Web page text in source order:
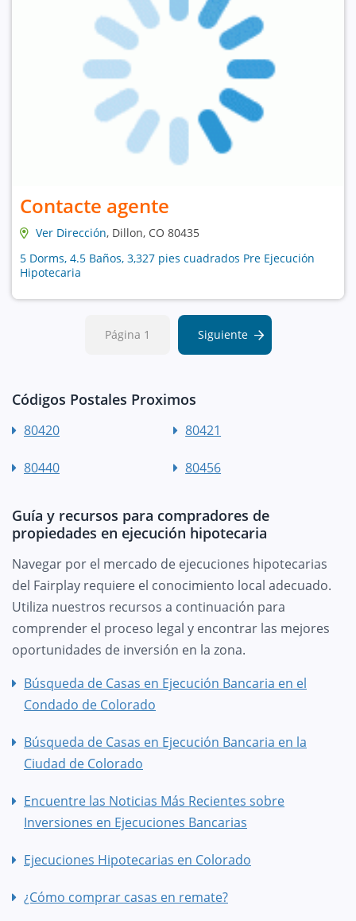
Contacte agente
Ver Dirección, Dillon, CO 80435
5 Dorms, 4.5 Baños, 3,327 pies cuadrados Pre Ejecución
Hipotecaria
Página 1 Siguiente
Códigos Postales Proximos
80420 80421
80440 80456
Guía y recursos para compradores de
propiedades en ejecución hipotecaria
Navegar por el mercado de ejecuciones hipotecarias
del Fairplay requiere el conocimiento local adecuado.
Utiliza nuestros recursos a continuación para
comprender el proceso legal y encontrar las mejores
oportunidades de inversión en la zona.
Búsqueda de Casas en Ejecución Bancaria en el
Condado de Colorado
Búsqueda de Casas en Ejecución Bancaria en la
Ciudad de Colorado
Encuentre las Noticias Más Recientes sobre
Inversiones en Ejecuciones Bancarias
Ejecuciones Hipotecarias en Colorado
¿Cómo comprar casas en remate?